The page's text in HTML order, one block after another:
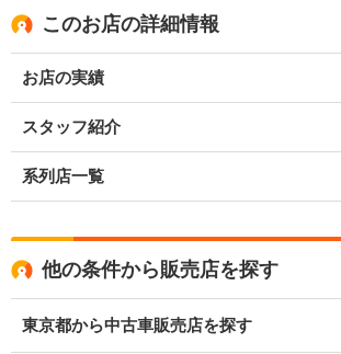
このお店の詳細情報
お店の実績
スタッフ紹介
系列店一覧
他の条件から販売店を探す
東京都から中古車販売店を探す